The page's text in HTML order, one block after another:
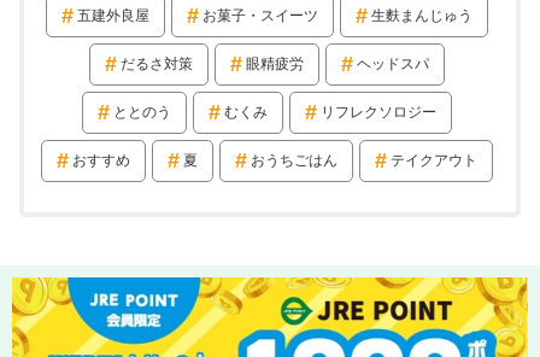
五建外良屋 お菓子・スイーツ 生麩まんじゅう
だるさ対策 眼精疲労 ヘッドスパ
ととのう むくみ リフレクソロジー
おすすめ 夏 おうちごはん テイクアウト